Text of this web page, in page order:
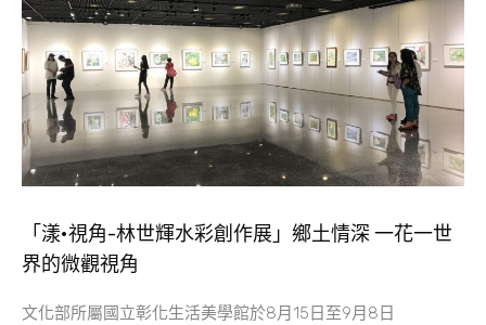
「漾•視角-林世輝水彩創作展」鄉土情深 一花一世
界的微觀視角
文化部所屬國立彰化生活美學館於8月15日至9月8日